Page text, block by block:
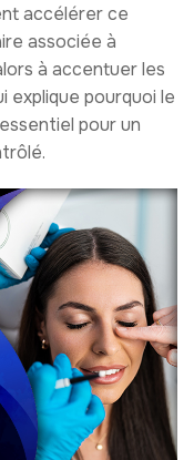
accélérer ce
associée à
à accentuer les
explique pourquoi le
pour un